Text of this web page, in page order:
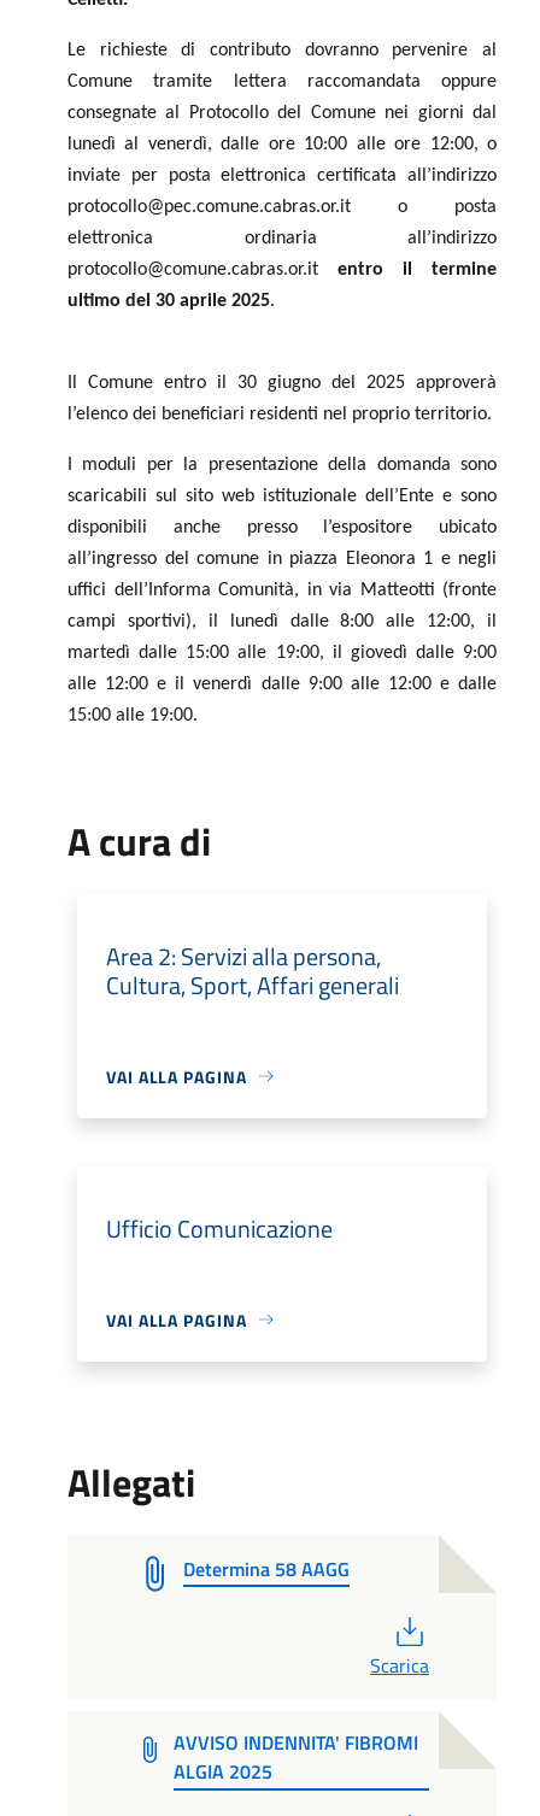
Le richieste di contributo dovranno pervenire al
Comune tramite lettera raccomandata oppure
consegnate al Protocollo del Comune nei giorni dal
lunedì al venerdì, dalle ore 10:00 alle ore 12:00, o
inviate per posta elettronica certificata all’indirizzo
protocollo@pec.comune.cabras.or.it o posta
elettronica ordinaria all’indirizzo
protocollo@comune.cabras.or.it entro il termine
ultimo del 30 aprile 2025.
Il Comune entro il 30 giugno del 2025 approverà
l’elenco dei beneficiari residenti nel proprio territorio.
I moduli per la presentazione della domanda sono
scaricabili sul sito web istituzionale dell’Ente e sono
disponibili anche presso l’espositore ubicato
all’ingresso del comune in piazza Eleonora 1 e negli
uffici dell’Informa Comunità, in via Matteotti (fronte
campi sportivi), il lunedì dalle 8:00 alle 12:00, il
martedì dalle 15:00 alle 19:00, il giovedì dalle 9:00
alle 12:00 e il venerdì dalle 9:00 alle 12:00 e dalle
15:00 alle 19:00.
A cura di
Area 2: Servizi alla persona,
Cultura, Sport, Affari generali
VAI ALLA PAGINA
Ufficio Comunicazione
VAI ALLA PAGINA
Allegati
Determina 58 AAGG
Scarica
AVVISO INDENNITA' FIBROMI
ALGIA 2025